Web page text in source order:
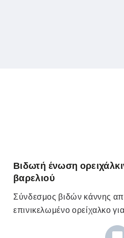
Βιδωτή ένωση
βαρελιού
Σύνδεσμος βιδών κάννης
επινικελωμένο ορείχαλκο
κάννης από ανοξείδωτο
Οι σύνδεσμοι δοχείων